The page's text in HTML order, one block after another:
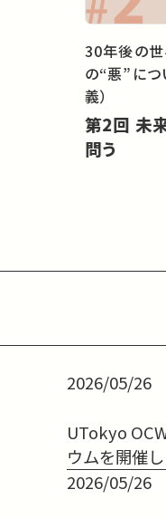
30年後の
の“悪”につ
義）
第2回 未来社会2050 ― 学問を
問う
2026/05/26
UTokyo
ウムを開催
2026/05/26